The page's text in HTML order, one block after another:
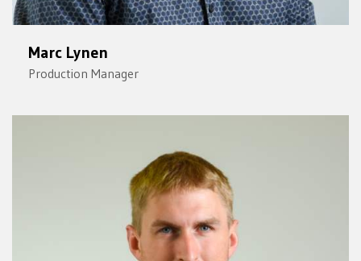
Marc Lynen
Production Manager